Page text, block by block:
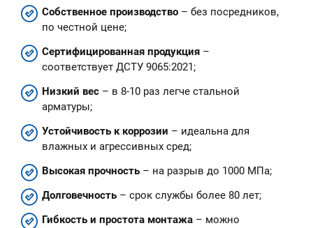
Собственное производство – без посредников,
по честной цене;
Сертифицированная продукция –
соответствует ДСТУ 9065:2021;
Низкий вес – в 8-10 раз легче стальной
арматуры;
Устойчивость к коррозии – идеальна для
влажных и агрессивных сред;
Высокая прочность – на разрыв до 1000 МПа;
Долговечность – срок службы более 80 лет;
Гибкость и простота монтажа – можно